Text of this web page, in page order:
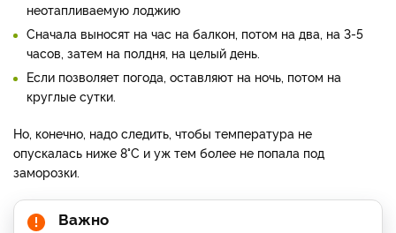
неотапливаемую лоджию
Сначала выносят на час на балкон, потом на два, на 3-5
часов, затем на полдня, на целый день.
Если позволяет погода, оставляют на ночь, потом на
круглые сутки.
Но, конечно, надо следить, чтобы температура не
опускалась ниже 8°С и уж тем более не попала под
заморозки.
Важно